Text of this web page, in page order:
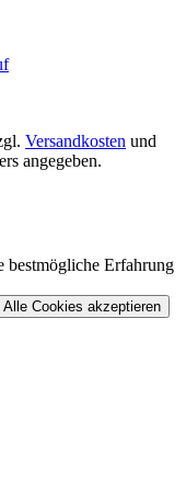
Versandkosten und
angegeben.
bestmögliche Erfahrung
Alle Cookies akzeptieren